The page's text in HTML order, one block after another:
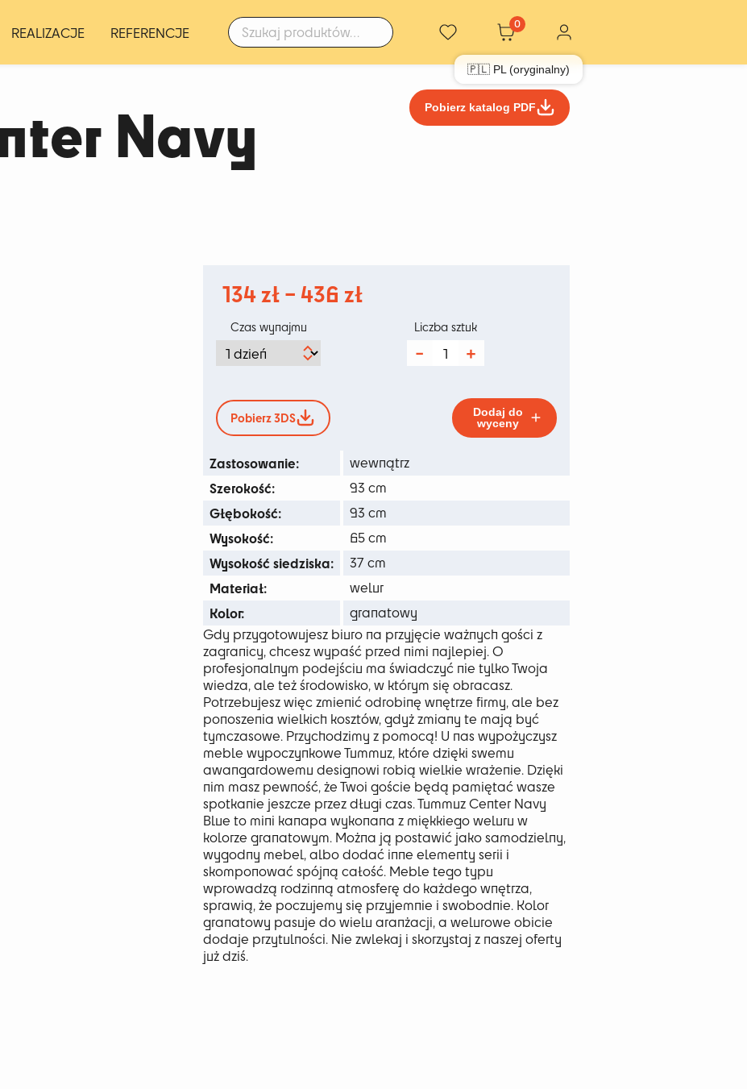
Szukaj:
REALIZACJE REFERENCJE
0
🇵🇱 PL (oryginalny)
Navy Pobierz katalog PDF
134zł–436 złZakres
Czas wynajmu
ilość
Navy
Blue
Liczba sztuk
Pobierz 3DS
Dodaj do
wyceny
Zastosowanie: wewnątrz
Szerokość: 93 cm
Głębokość: 93 cm
Wysokość: 65 cm
Wysokość siedziska: 37 cm
Materiał: welur
Kolor:
granatowy
Gdy przygotowujesz biuro na przyjęcie ważnych gości z
zagranicy, chcesz wypaść przed nimi najlepiej. O
profesjonalnym podejściu ma świadczyć nie tylko Twoja
wiedza, ale też środowisko, w którym się obracasz.
Potrzebujesz więc zmienić odrobinę wnętrze firmy, ale bez
ponoszenia wielkich kosztów, gdyż zmiany te mają być
tymczasowe. Przychodzimy z pomocą! U nas wypożyczysz
meble wypoczynkowe Tummuz, które dzięki swemu
awangardowemu designowi robią wielkie wrażenie. Dzięki
nim masz pewność, że Twoi goście będą pamiętać wasze
spotkanie jeszcze przez długi czas. Tummuz Center Navy
Blue to mini kanapa wykonana z miękkiego weluru w
kolorze granatowym. Można ją postawić jako samodzielny,
wygodny mebel, albo dodać inne elementy serii i
skomponować spójną całość. Meble tego typu
wprowadzą rodzinną atmosferę do każdego wnętrza,
sprawią, że poczujemy się przyjemnie i swobodnie. Kolor
granatowy pasuje do wielu aranżacji, a welurowe obicie
dodaje przytulności. Nie zwlekaj i skorzystaj z naszej oferty
już dziś.